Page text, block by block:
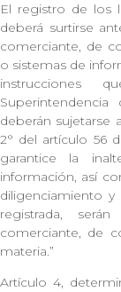
El registro de los
deberá surtirse
comerciante, de
o sistemas de
instrucciones
deberán sujetarse
2° del artículo 56
garantice la
información, así
diligenciamiento
registrada,
comerciante, de
materia.”
Artículo 4,